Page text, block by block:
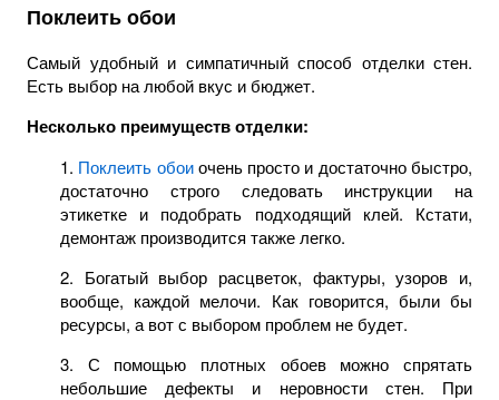
Поклеить обои
Самый удобный и симпатичный способ отделки стен.
Есть выбор на любой вкус и бюджет.
Несколько преимуществ отделки:
1. Поклеить обоиочень просто и достаточно быстро,
достаточно строго следовать инструкции на
этикетке и подобрать подходящий клей. Кстати,
демонтаж производится также легко.
2. Богатый выбор расцветок, фактуры, узоров и,
вообще, каждой мелочи. Как говорится, были бы
ресурсы, а вот с выбором проблем не будет.
3. С помощью плотных обоев можно спрятать
небольшие дефекты и неровности стен. При